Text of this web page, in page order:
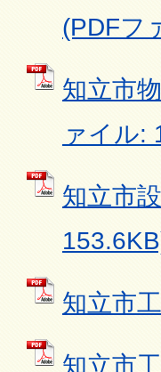
(PDFフ
知立市
ァイル:
知立市
知立市
知立市